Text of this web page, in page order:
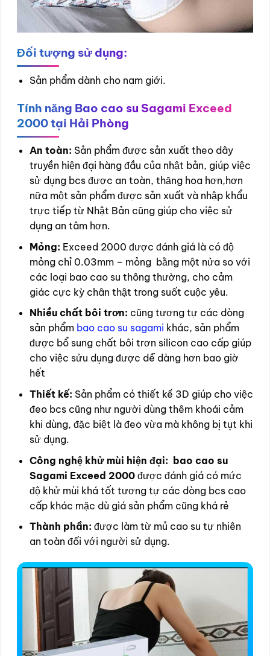
Đối tượng sử dụng:
Sản phẩm dành cho nam giới.
Tính năng Bao cao su Sagami Exceed
2000 tại Hải Phòng
An toàn: Sản phẩm được sản xuất theo dây
truyền hiện đại hàng đầu của nhật bản, giúp việc
sử dụng bcs được an toàn, thăng hoa hơn,hơn
nữa một sản phẩm được sản xuất và nhập khẩu
trực tiếp từ Nhật Bản cũng giúp cho việc sử
dụng an tâm hơn.
Mỏng: Exceed 2000 được đánh giá là có độ
mỏng chỉ 0.03mm – mỏng bằng một nửa so với
các loại bao cao su thông thường, cho cảm
giác cực kỳ chân thật trong suốt cuộc yêu.
Nhiều chất bôi trơn: cũng tương tự các dòng
sản phẩm bao cao su sagami khác, sản phẩm
được bổ sung chất bôi trơn silicon cao cấp giúp
cho việc sửu dụng được dễ dàng hơn bao giờ
hết
Thiết kế: Sản phẩm có thiết kế 3D giúp cho việc
đeo bcs cũng như người dùng thêm khoái cảm
khi dùng, đặc biệt là đeo vừa mà không bị tụt khi
sử dụng.
Công nghệ khử mùi hiện đại: bao cao su
Sagami Exceed 2000được đánh giá có mức
độ khử mùi khá tốt tương tự các dòng bcs cao
cấp khác mặc dù giá sản phẩm cũng khá rẻ
Thành phần: được làm từ mủ cao su tự nhiên
an toàn đối với người sử dụng.